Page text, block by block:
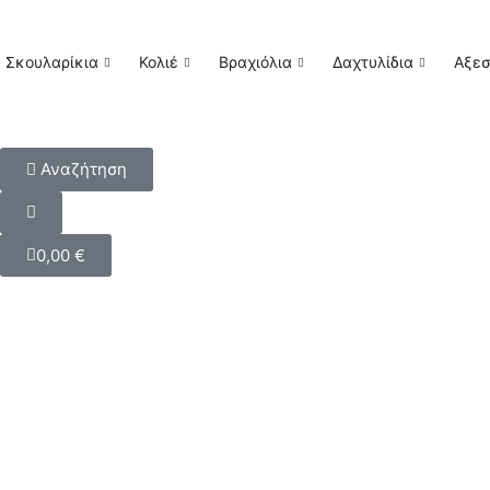
Σκουλαρίκια Κολιέ Βραχιόλια Δαχτυλίδια
Αναζήτηση
0,00 €